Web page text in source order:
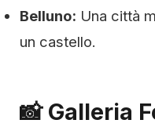
Belluno: Una città
un castello.
📸 Galleria